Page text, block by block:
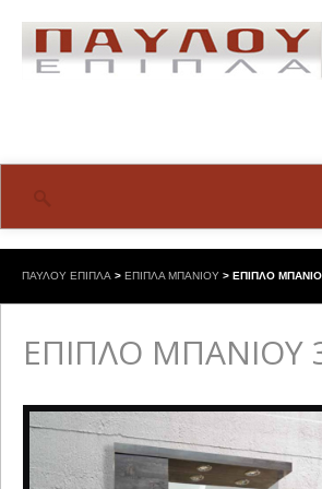
ΠΑΥΛΟΥ ΕΠΙΠΛΑ > ΕΠΙΠΛΑ ΜΠΑΝΙΟΥ > ΕΠΙΠΛΟ
ΕΠΙΠΛΟ ΜΠΑΝΙΟΥ